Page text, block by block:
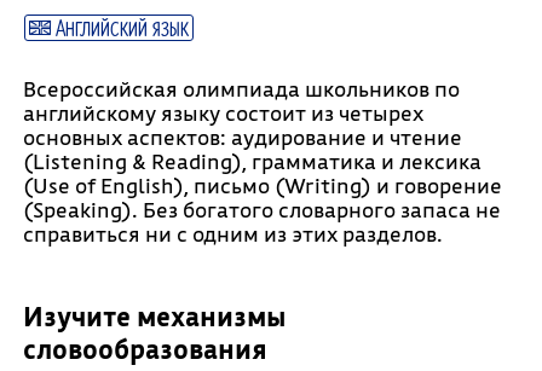
Английский язык
Всероссийская олимпиада школьников по
английскому языку состоит из четырех
основных аспектов: аудирование и чтение
(Listening & Reading), грамматика и лексика
(Use of English), письмо (Writing) и говорение
(Speaking). Без богатого словарного запаса не
справиться ни с одним из этих разделов.
Изучите механизмы
словообразования